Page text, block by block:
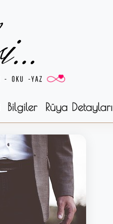
Bilgiler Rüya Detayları